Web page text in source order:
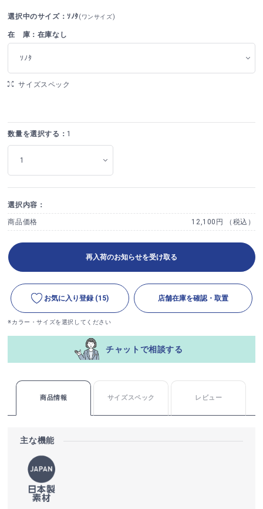
選択中のサイズ：ｿﾉﾀ(ワンサイズ)
在 庫：在庫なし
ｿﾉﾀ
サイズスペック
数量を選択する： 1
選択内容：
商品価格 12,100円 （税込）
再入荷のお知らせを受け取る
お気に入り登録 (15) 店舗在庫を確認・取置
※カラー・サイズを選択してください
チャットで相談する
商品情報 サイズスペック レビュー
主な機能